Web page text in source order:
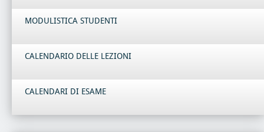
MODULISTICA STUDENTI
CALENDARIO DELLE LEZIONI
CALENDARI DI ESAME